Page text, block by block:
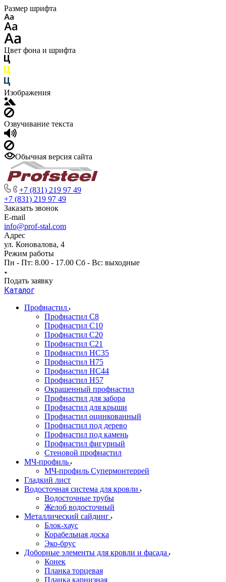
Размер шрифта
Цвет фона и шрифта
Изображения
Озвучивание текста
Обычная версия сайта
+7 (831) 219 97 49
+7 (831) 219 97 49
Заказать звонок
E-mail
info@prof-stal.com
Адрес
ул. Коновалова, 4
Режим работы
Пн - Пт: 8.00 - 17.00 Сб - Вс: выходные
Подать заявку
Каталог
Профнастил
Профнастил С8
Профнастил С10
Профнастил С20
Профнастил С21
Профнастил НС35
Профнастил Н75
Профнастил HC44
Профнастил Н57
Окрашенный профнастил
Профнастил для забора
Профнастил для крыши
Профнастил оцинкованный
Профнастил под дерево
Профнастил под камень
Профнастил фигурный
Стеновой профнастил
МЧ-профиль
МЧ-профиль Супермонтеррей
Гладкий лист
Водосточная система для кровли
Водосточные трубы
Желоб водосточный
Металлический сайдинг
Блок-хаус
Корабельная доска
Эко-брус
Доборные элементы для кровли и фасада
Конек
Планка торцевая
Планка карнизная